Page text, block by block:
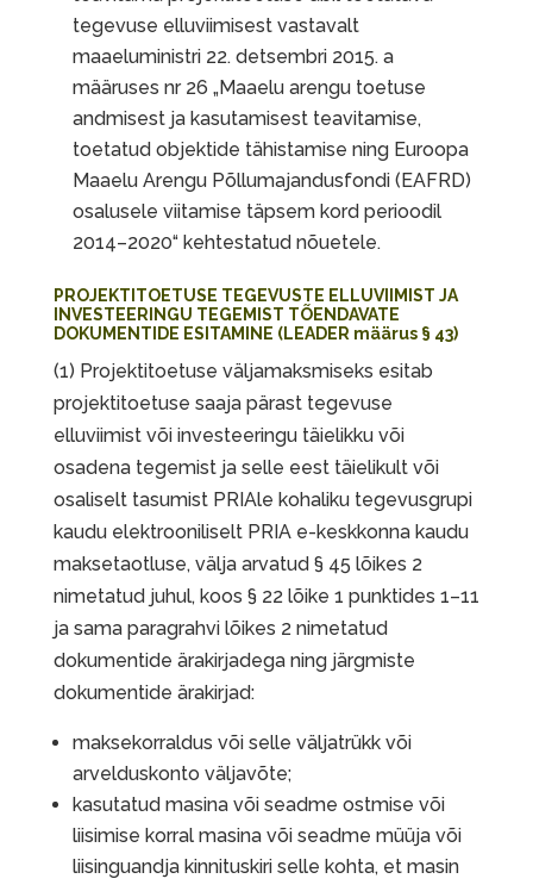
tegevuse elluviimisest vastavalt
maaeluministri 22. detsembri 2015. a
määruses nr 26 „Maaelu arengu toetuse
andmisest ja kasutamisest teavitamise,
toetatud objektide tähistamise ning Euroopa
Maaelu Arengu Põllumajandusfondi (EAFRD)
osalusele viitamise täpsem kord perioodil
2014–2020“ kehtestatud nõuetele.
PROJEKTITOETUSE TEGEVUSTE ELLUVIIMIST JA
INVESTEERINGU TEGEMIST TÕENDAVATE
DOKUMENTIDE ESITAMINE (LEADER määrus § 43)
(1) Projektitoetuse väljamaksmiseks esitab
projektitoetuse saaja pärast tegevuse
elluviimist või investeeringu täielikku või
osadena tegemist ja selle eest täielikult või
osaliselt tasumist PRIAle kohaliku tegevusgrupi
kaudu elektrooniliselt PRIA e-keskkonna kaudu
maksetaotluse, välja arvatud § 45 lõikes 2
nimetatud juhul, koos § 22 lõike 1 punktides 1–11
ja sama paragrahvi lõikes 2 nimetatud
dokumentide ärakirjadega ning järgmiste
dokumentide ärakirjad:
maksekorraldus või selle väljatrükk või
arvelduskonto väljavõte;
kasutatud masina või seadme ostmise või
liisimise korral masina või seadme müüja või
liisinguandja kinnituskiri selle kohta, et masin